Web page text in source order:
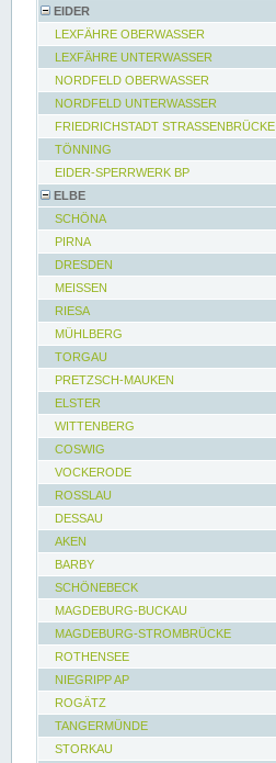
EIDER
LEXFÄHRE OBERWASSER
LEXFÄHRE UNTERWASSER
NORDFELD OBERWASSER
NORDFELD UNTERWASSER
FRIEDRICHSTADT STRASSENBRÜCKE
TÖNNING
EIDER-SPERRWERK BP
ELBE
SCHÖNA
PIRNA
DRESDEN
MEISSEN
RIESA
MÜHLBERG
TORGAU
PRETZSCH-MAUKEN
ELSTER
WITTENBERG
COSWIG
VOCKERODE
ROSSLAU
DESSAU
AKEN
BARBY
SCHÖNEBECK
MAGDEBURG-BUCKAU
MAGDEBURG-STROMBRÜCKE
ROTHENSEE
NIEGRIPP AP
ROGÄTZ
TANGERMÜNDE
STORKAU